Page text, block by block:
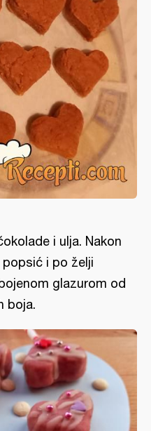
i ulja. Nakon
i po želji
glazurom od
boja.